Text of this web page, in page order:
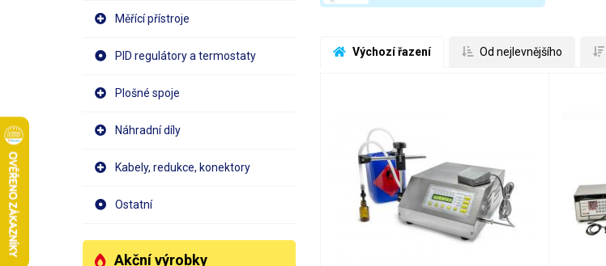
Měřící přístroje
PID regulátory a termostaty
Plošné spoje
Náhradní díly
Kabely, redukce, konektory
Ostatní
Akční výrobky
Výchozí řazení Od nejlevnějšího